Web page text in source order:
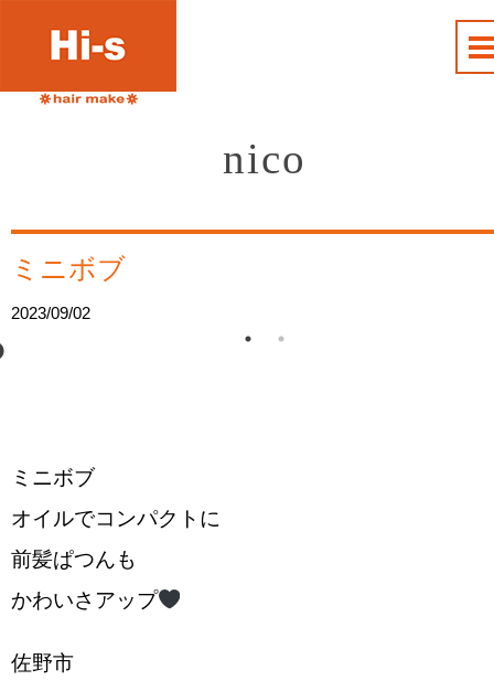
nico
ミニボブ
2023/09/02
ミニボブ
オイルでコンパクトに
前髪ぱつんも
かわいさアップ
佐野市